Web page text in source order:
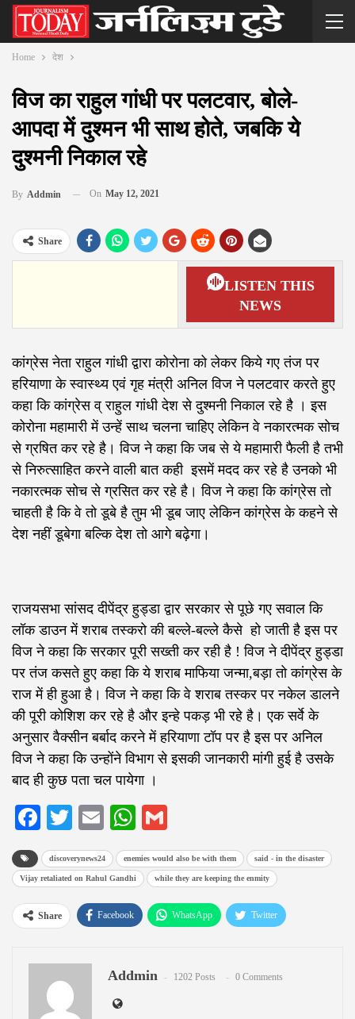
Home देश
विज का राहुल गांधी पर पलटवार, बोले-
आपदा में दुश्मन भी साथ होते, जबकि ये
दुश्मनी निकाल रहे
By Addmin On May 12, 2021
Share
LISTEN THIS
NEWS
कांग्रेस नेता राहुल गांधी द्वारा कोरोना को लेकर किये गए तंज पर
हरियाणा के स्वास्थ्य एवं गृह मंत्री अनिल विज ने पलटवार करते हुए
कहा कि कांग्रेस व् राहुल गांधी देश से दुश्मनी निकाल रहे है । इस
कोरोना महामारी में उन्हें साथ चलना चाहिए लेकिन वे नकारत्मक सोच
से ग्रषित कर रहे है। विज ने कहा कि जब से ये महामारी फैली है तभी
से निरुत्साहित करने वाली बात कही इसमें मदद कर रहे है उनको भी
नकारत्मक सोच से ग्रसित कर रहे है। विज ने कहा कि कांग्रेस तो
चाहती है कि वे तो डूबे है तुम भी डूब जाए लेकिन कांग्रेस के कहने से
देश नहीं डूबेगा बल्कि देश तो आगे बढ़ेगा।
राजयसभा सांसद दीपेंद्र हुड्डा द्वार सरकार से पूछे गए सवाल कि
लॉक डाउन में शराब तस्करो की बल्ले-बल्ले कैसे हो जाती है इस पर
विज ने कहा कि सरकार पूरी सख्ती कर रही है ! विज ने दीपेंद्र हुड्डा
पर तंज कसते हुए कहा कि ये शराब माफिया जन्मा,बड़ा तो कांग्रेस के
राज में ही हुआ है। विज ने कहा कि वे शराब तस्कर पर नकेल डालने
की पूरी कोशिश कर रहे है और इन्हे पकड़ भी रहे है। एक सर्वे के
अनुसार वैक्सीन बर्बाद करने में हरियाणा टॉप पर है इस पर अनिल
विज ने कहा कि उन्होंने विभाग से इसकी जानकारी मांगी हुई है उसके
बाद ही कुछ पता चल पायेगा ।
Facebook
TwitterEmailWhatsApp
discoverynews24 enemies would also be with them said - in the disaster
Vijay retaliated on Rahul Gandhi while they are keeping the enmity
Share Facebook WhatsApp Twitter
Addmin 1202 Posts 0 Comments